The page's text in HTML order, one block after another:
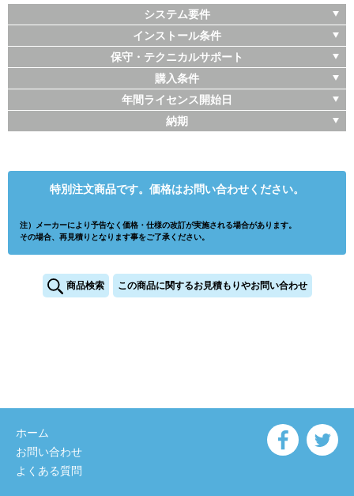
システム要件
インストール条件
保守・テクニカルサポート
購入条件
年間ライセンス開始日
納期
特別注文商品です。価格はお問い合わせください。
注）メーカーにより予告なく価格・仕様の改訂が実施される場合があります。
その場合、再見積りとなります事をご了承ください。
商品検索 この商品に関するお見積もりやお問い合わせ
ホーム
お問い合わせ
よくある質問